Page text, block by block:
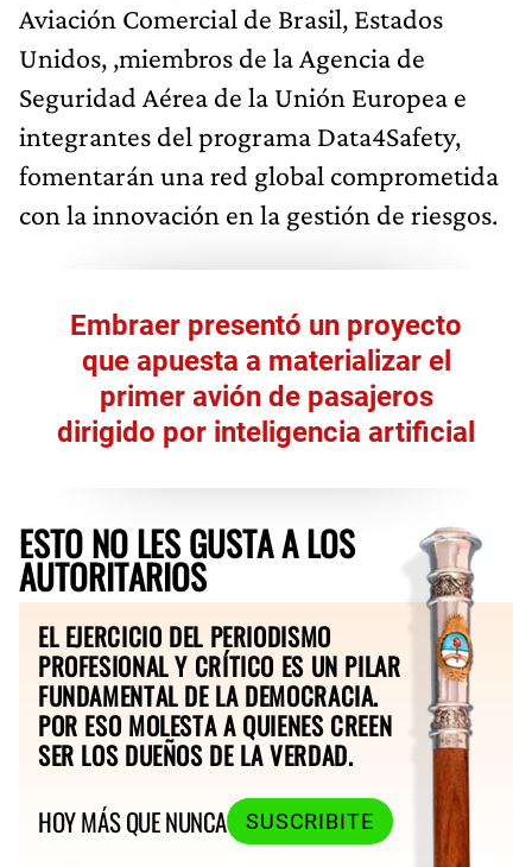
Aviación Comercial de Brasil, Estados
Unidos, ,miembros de la Agencia de
Seguridad Aérea de la Unión Europea e
integrantes del programa Data4Safety,
fomentarán una red global comprometida
con la innovación en la gestión de riesgos.
Embraer presentó un proyecto
que apuesta a materializar el
primer avión de pasajeros
dirigido por inteligencia artificial
ESTO NO LES GUSTA A LOS
AUTORITARIOS
EL EJERCICIO DEL PERIODISMO
PROFESIONAL Y CRÍTICO ES UN PILAR
FUNDAMENTAL DE LA DEMOCRACIA.
POR ESO MOLESTA A QUIENES CREEN
SER LOS DUEÑOS DE LA VERDAD.
HOY MÁS QUE NUNCA
SUSCRIBITE